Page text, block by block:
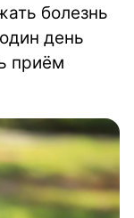
болезнь
день
приём